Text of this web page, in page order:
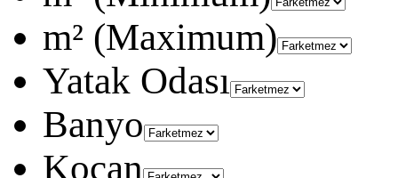
m² (Maximum)
Yatak Odası
Banyo
Koçan